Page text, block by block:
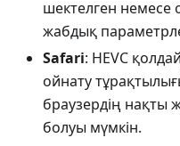
шектелген
жабдық
Safari: HEVC
ойнату
браузердің нақты
болуы мүмкін.